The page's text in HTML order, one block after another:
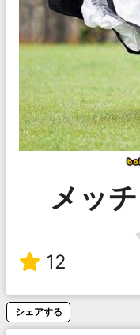
メッ
12
シェアする